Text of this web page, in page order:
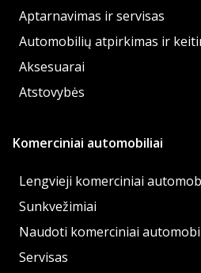
Aptarnavimas ir servisas
Automobilių atpirkimas ir
Aksesuarai
Atstovybės
Komerciniai automobiliai
Lengvieji komerciniai
Sunkvežimiai
Naudoti komerciniai
Servisas